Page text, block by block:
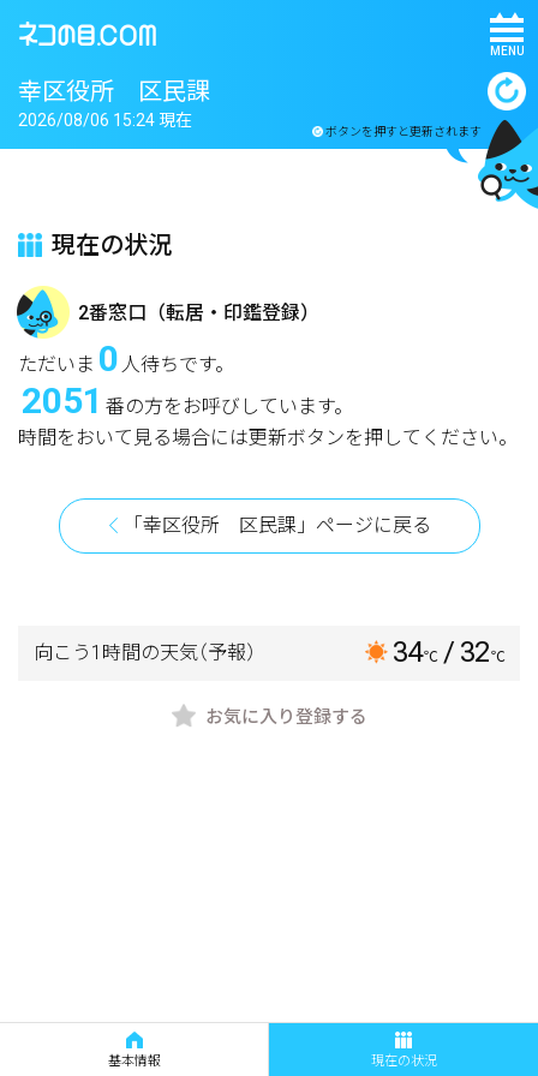
MENU
幸区役所 区民課
ボタンを押すと更新されます
2026/08/06 15:24 現在
現在の状況
2番窓口（転居・印鑑登録）
ただいま 0 人待ちです。
2051 番の方をお呼びしています。
時間をおいて見る場合には更新ボタンを押してください。
「幸区役所 区民課」ページに戻る
向こう1時間の天気（予報） 34℃ / 32℃
お気に入り登録する
基本情報 現在の状況